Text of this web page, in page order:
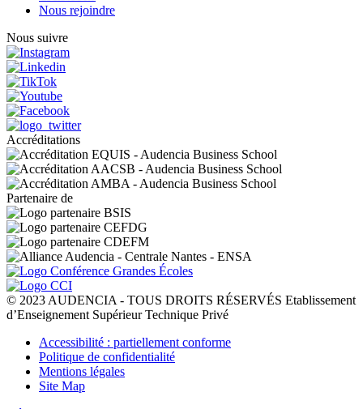
Nous rejoindre
Nous suivre
Accréditations
Partenaire de
© 2023 AUDENCIA - TOUS DROITS RÉSERVÉS Etablissement
d’Enseignement Supérieur Technique Privé
Pied
page
Accessibilité : partiellement conforme
Politique de confidentialité
Mentions légales
Site Map